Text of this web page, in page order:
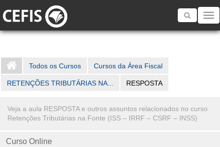
Toggle
Todos os Cursos Cursos da Área Fiscal
RETENÇÕES TRIBUTÁRIAS NA... RESPOSTA
Veja a aula RESPOSTA e outros assuntos relacionados no curso
Retenções Tributárias na Fonte (ISS – IRRF – CSRF – INSS)
Curso Online